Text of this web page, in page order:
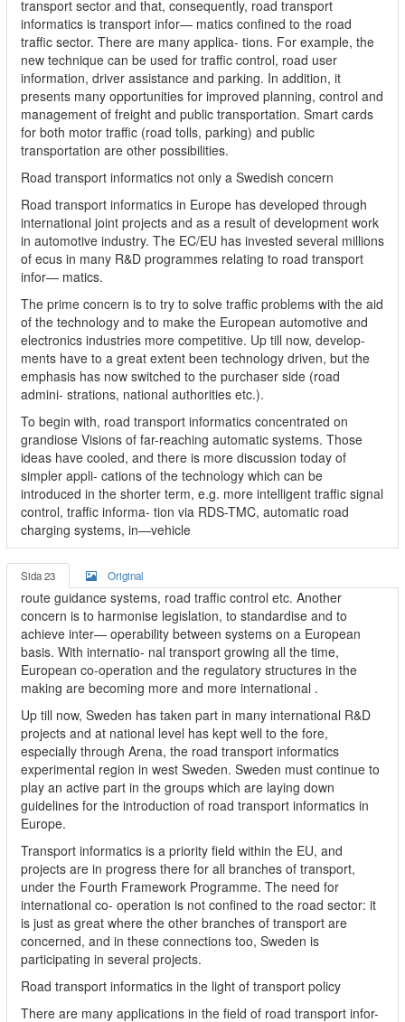
transport sector and that, consequently, road transport
informatics is transport infor— matics confined to the road
traffic sector. There are many applica- tions. For example, the
new technique can be used for traffic control, road user
information, driver assistance and parking. In addition, it
presents many opportunities for improved planning, control and
management of freight and public transportation. Smart cards
for both motor traffic (road tolls, parking) and public
transportation are other possibilities.
Road transport informatics not only a Swedish concern
Road transport informatics in Europe has developed through
international joint projects and as a result of development work
in automotive industry. The EC/EU has invested several millions
of ecus in many R&D programmes relating to road transport
infor— matics.
The prime concern is to try to solve traffic problems with the aid
of the technology and to make the European automotive and
electronics industries more competitive. Up till now, develop-
ments have to a great extent been technology driven, but the
emphasis has now switched to the purchaser side (road
admini- strations, national authorities etc.).
To begin with, road transport informatics concentrated on
grandiose Visions of far-reaching automatic systems. Those
ideas have cooled, and there is more discussion today of
simpler appli- cations of the technology which can be
introduced in the shorter term, e.g. more intelligent traffic signal
control, traffic informa- tion via RDS-TMC, automatic road
charging systems, in—vehicle
Sida 23 Original
route guidance systems, road traffic control etc. Another
concern is to harmonise legislation, to standardise and to
achieve inter— operability between systems on a European
basis. With internatio- nal transport growing all the time,
European co-operation and the regulatory structures in the
making are becoming more and more international .
Up till now, Sweden has taken part in many international R&D
projects and at national level has kept well to the fore,
especially through Arena, the road transport informatics
experimental region in west Sweden. Sweden must continue to
play an active part in the groups which are laying down
guidelines for the introduction of road transport informatics in
Europe.
Transport informatics is a priority field within the EU, and
projects are in progress there for all branches of transport,
under the Fourth Framework Programme. The need for
international co- operation is not confined to the road sector: it
is just as great where the other branches of transport are
concerned, and in these connections too, Sweden is
participating in several projects.
Road transport informatics in the light of transport policy
There are many applications in the field of road transport infor-